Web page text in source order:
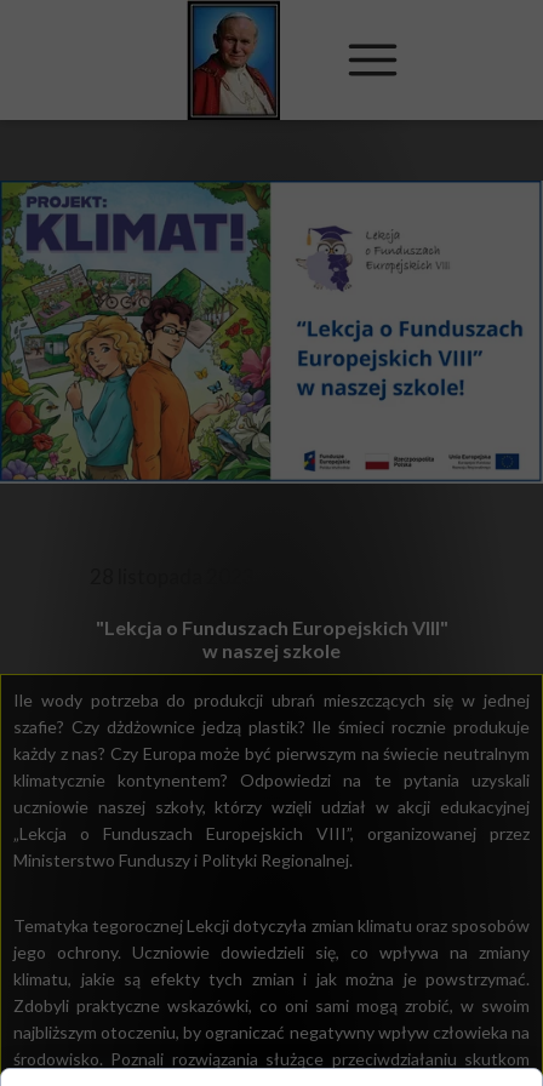
"Lekcja o Funduszach Europejskich VIII"
w naszej szkole
Ile wody potrzeba do produkcji ubrań mieszczących się w jednej
szafie? Czy dżdżownice jedzą plastik? Ile śmieci rocznie produkuje
każdy z nas? Czy Europa może być pierwszym na świecie neutralnym
klimatycznie kontynentem? Odpowiedzi na te pytania uzyskali
uczniowie naszej szkoły, którzy wzięli udział w akcji edukacyjnej
„Lekcja o Funduszach Europejskich VIII”, organizowanej przez
Ministerstwo Funduszy i Polityki Regionalnej.
Tematyka tegorocznej Lekcji dotyczyła zmian klimatu oraz sposobów
jego ochrony. Uczniowie dowiedzieli się, co wpływa na zmiany
klimatu, jakie są efekty tych zmian i jak można je powstrzymać.
Zdobyli praktyczne wskazówki, co oni sami mogą zrobić, w swoim
najbliższym otoczeniu, by ograniczać negatywny wpływ człowieka na
środowisko. Poznali rozwiązania służące przeciwdziałaniu skutkom